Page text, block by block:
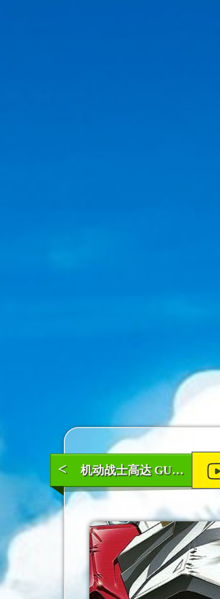
机动战士高达 GUNDAM
<